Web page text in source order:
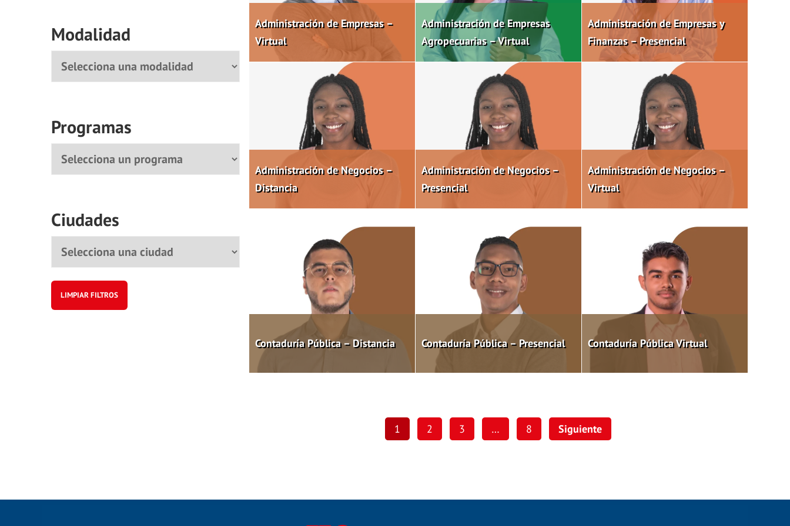
Modalidad
Programas
Ciudades
LIMPIAR FILTROS
Administración de Empresas –
Virtual
Administración de Empresas
Agropecuarias – Virtual
Administración de Empresas y
Finanzas – Presencial
Administración de Negocios –
Distancia
Administración de Negocios –
Presencial
Administración de Negocios –
Virtual
Contaduría Pública – Distancia Contaduría Pública – Presencial Contaduría Pública Virtual
1 2 3 … 8 Siguiente